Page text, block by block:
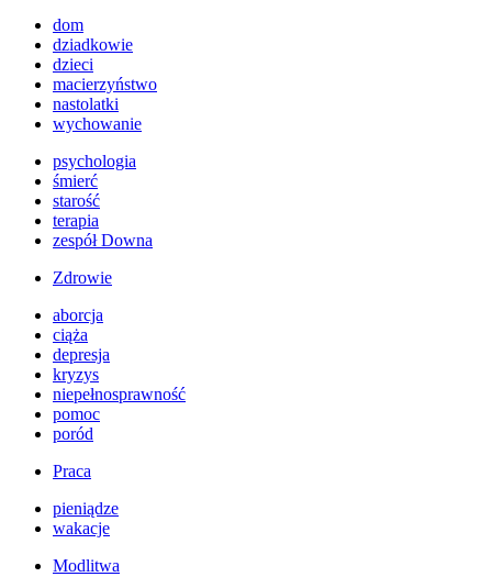
dom
dziadkowie
dzieci
macierzyństwo
nastolatki
wychowanie
psychologia
śmierć
starość
terapia
zespół Downa
Zdrowie
aborcja
ciąża
depresja
kryzys
niepełnosprawność
pomoc
poród
Praca
pieniądze
wakacje
Modlitwa